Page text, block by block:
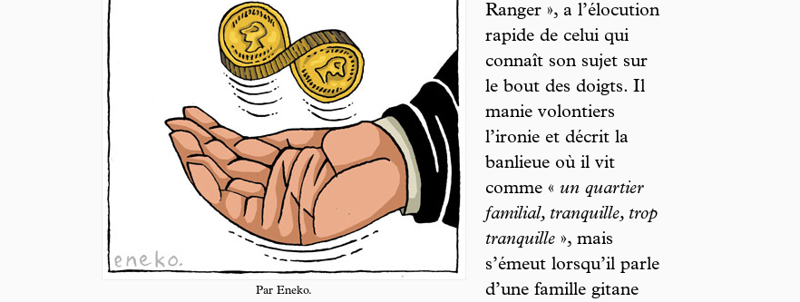
Par Eneko.
Ranger », a l’élocution
rapide de celui qui
connaît son sujet sur
le bout des doigts. Il
manie volontiers
l’ironie et décrit la
banlieue où il vit
comme « un quartier
familial, tranquille, trop
tranquille », mais
s’émeut lorsqu’il parle
d’une famille gitane